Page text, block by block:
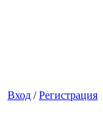
Вход /Регистрация